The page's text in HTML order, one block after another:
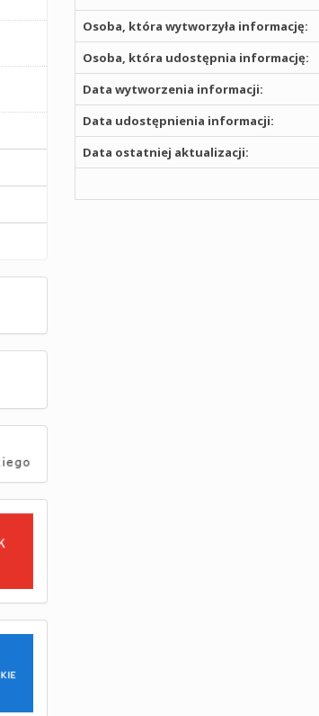
Osoba, która wytworzyła informację:
Osoba, która udostępnia informację:
Data wytworzenia informacji:
Data udostępnienia informacji:
Data ostatniej aktualizacji: